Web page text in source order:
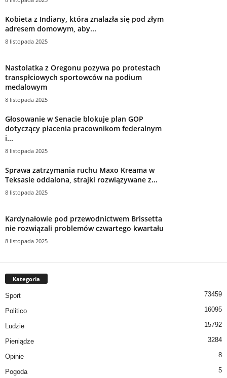
Kobieta z Indiany, która znalazła się pod złym
adresem domowym, aby...
8 listopada 2025
Nastolatka z Oregonu pozywa po protestach
transpłciowych sportowców na podium
medalowym
8 listopada 2025
Głosowanie w Senacie blokuje plan GOP
dotyczący płacenia pracownikom federalnym
i...
8 listopada 2025
Sprawa zatrzymania ruchu Maxo Kreama w
Teksasie oddalona, ​​strajki rozwiązywane z...
8 listopada 2025
Kardynałowie pod przewodnictwem Brissetta
nie rozwiązali problemów czwartego kwartału
8 listopada 2025
Kategoria
Sport 73459
Politico 16095
Ludzie 15792
Pieniądze 3284
Opinie 8
Pogoda 5